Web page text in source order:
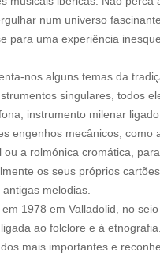
num universo
para uma experiência
nos alguns temas da
singulares, todos
instrumento milenar
engenhos mecânicos, como
ou a rolmónica cromática,
os seus próprios
melodias.
1978 em Valladolid, no
ao folclore e à
mais importantes e